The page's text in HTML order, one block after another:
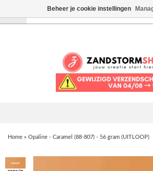
Home » Opaline - Caramel (88-807) - 56 gram (UITLOOP)
Beheer je cookie instellingen